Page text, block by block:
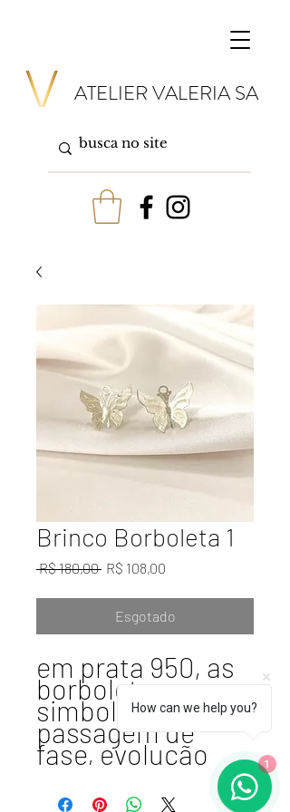
ATELIER VALERIA SA
Brinco Borboleta 1
R$ 180,00 Preço normal
R$ 108,00
Esgotado
em prata 950, as
borboletas
simbolizam
passagem de
fase, evolução
How can we help you?
1